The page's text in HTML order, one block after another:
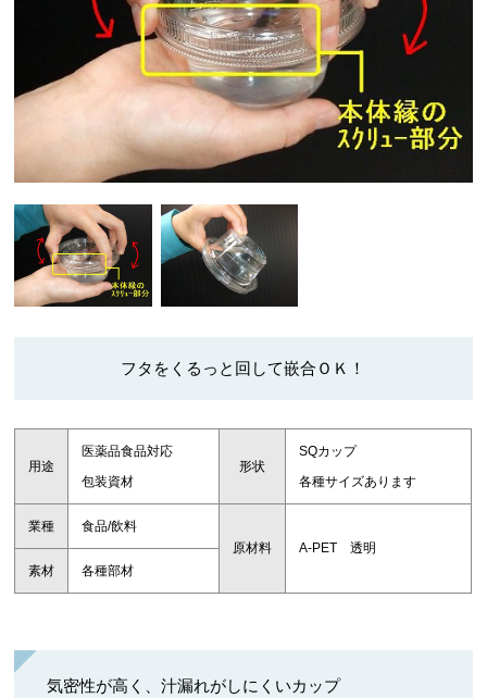
フタをくるっと回して嵌合ＯＫ！
用途
医薬品食品対応
包装資材
形状
SQカップ
各種サイズあります
業種
食品/飲料
原材料
A-PET 透明
素材
各種部材
気密性が高く、汁漏れがしにくいカップ